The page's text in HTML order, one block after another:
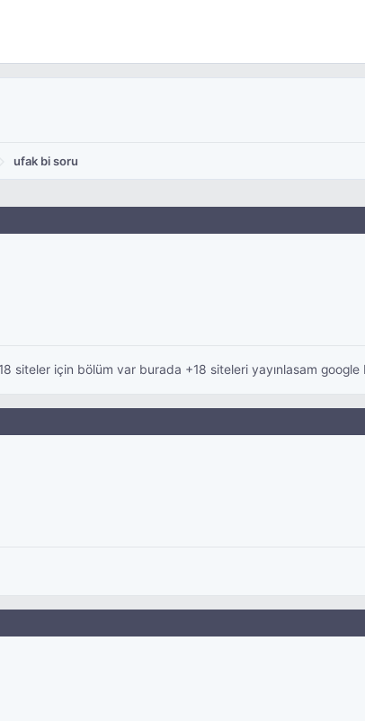
ufak bi soru
siteler için bölüm var burada +18 siteleri yayınlasam google